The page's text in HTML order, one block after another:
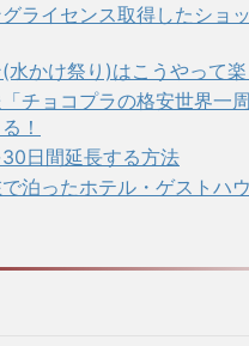
ライセンス取得したショ
水かけ祭り)はこうやって楽
チョコプラの格安世界一
！
日間延長する方法
泊ったホテル・ゲストハ